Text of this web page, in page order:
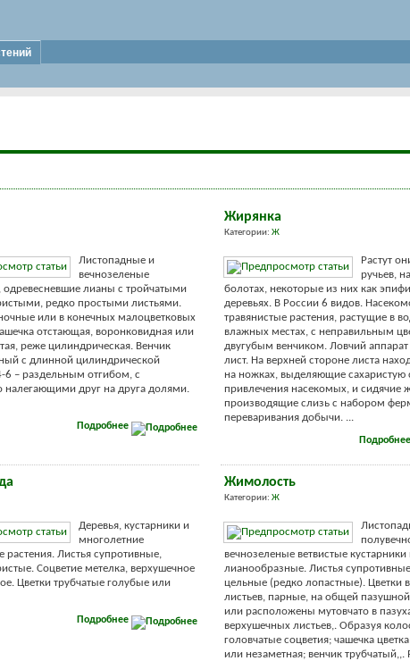
Листопадные и
вечнозеленые
одревесневшие лианы с тройчатыми
редко простыми листьями.
или в конечных малоцветковых
отстающая, воронковидная или
реже цилиндрическая. Венчик
с длинной цилиндрической
6 – раздельным отгибом, с
налегающими друг на друга долями.
Подробнее
Жирянка
Категории: Ж
Растут
ручьев,
болотах, некоторые из них как
деревьях. В России 6 видов.
травянистые растения, растущие в
влажных местах, с неправильным
двугубым венчиком. Ловчий
лист. На верхней стороне листа
на ножках, выделяющие сахаристую
привлечения насекомых, и сидячие
производящие слизь с набором
переваривания добычи. ...
Подробнее
Деревья, кустарники и
многолетние
растения. Листья супротивные,
Соцветие метелка, верхушечное
Цветки трубчатые голубые или
Подробнее
Жимолость
Категории: Ж
вечнозеленые ветвистые кустарники
лианообразные. Листья
цельные (редко лопастные). Цветки
листьев, парные, на общей
или расположены мутовчато в
верхушечных листьев,. Образуя
головчатые соцветия; чашечка
или незаметная; венчик